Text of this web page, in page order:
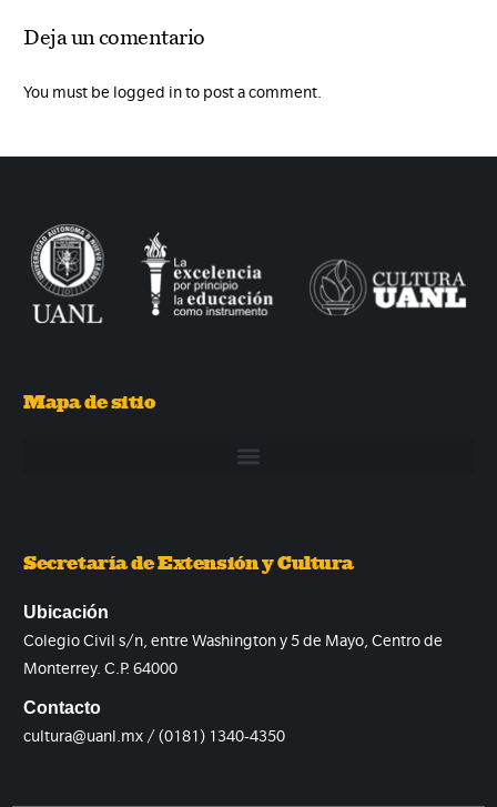
Deja un comentario
You must be logged in to post a comment.
Mapa de sitio
Secretaría de Extensión y Cultura
Ubicación
Colegio Civil s/n, entre Washington y 5 de Mayo, Centro de
Monterrey. C.P. 64000
Contacto
cultura@uanl.mx / (0181) 1340-4350